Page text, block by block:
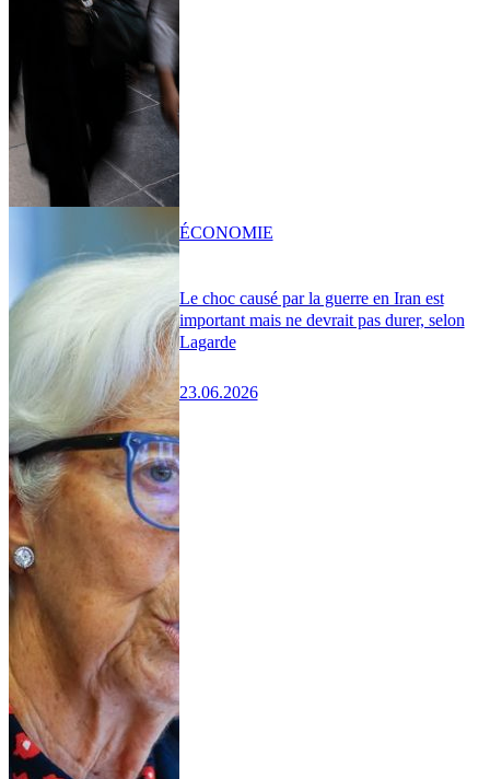
Le choc causé par la guerre en Iran est
important mais ne devrait pas durer, selon
Lagarde
23.06.2026
ÉCONOMIE